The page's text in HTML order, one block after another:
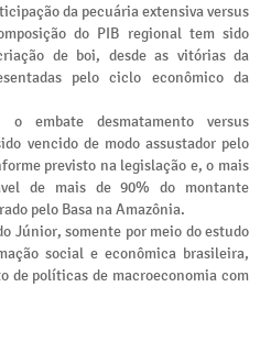
da pecuária extensiva versus
do PIB regional tem sido
de boi, desde as vitórias da
pelo ciclo econômico da
embate desmatamento versus
vencido de modo assustador pelo
previsto na legislação e, o mais
de mais de 90% do montante
pelo Basa na Amazônia.
Júnior, somente por meio do estudo
social e econômica brasileira,
de políticas de macroeconomia com